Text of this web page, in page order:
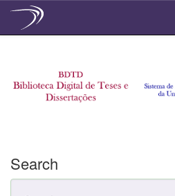
Search